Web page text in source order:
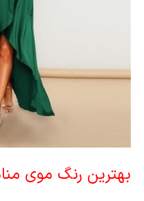
بهترین رنگ موی